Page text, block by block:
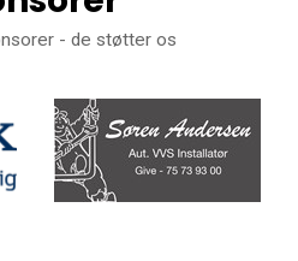
- de støtter os